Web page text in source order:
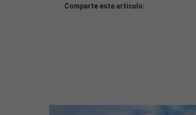
Comparte este artículo: